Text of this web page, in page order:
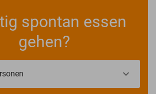
spontan essen
gehen?